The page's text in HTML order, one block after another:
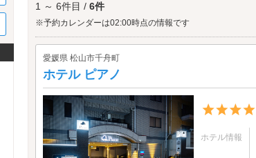
1 ～ 6件目 / 6件
※予約カレンダーは02:00時点の情報です
愛媛県 松山市千舟町
ホテル ピアノ
ホテル情報